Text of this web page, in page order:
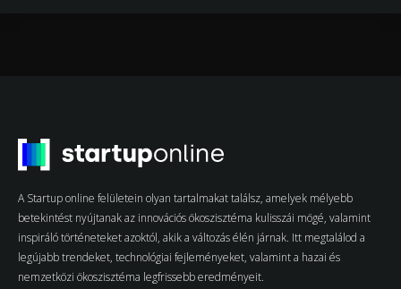
A Startup online felületein olyan tartalmakat találsz, amelyek mélyebb
betekintést nyújtanak az innovációs ökoszisztéma kulisszái mögé, valamint
inspiráló történeteket azoktól, akik a változás élén járnak. Itt megtalálod a
legújabb trendeket, technológiai fejleményeket, valamint a hazai és
nemzetközi ökoszisztéma legfrissebb eredményeit.